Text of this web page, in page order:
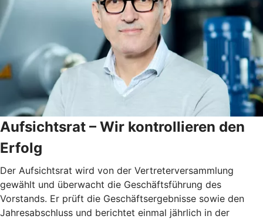
Aufsichtsrat – Wir kontrollieren den
Erfolg
Der Aufsichtsrat wird von der Vertreterversammlung
gewählt und überwacht die Geschäftsführung des
Vorstands. Er prüft die Geschäftsergebnisse sowie den
Jahresabschluss und berichtet einmal jährlich in der